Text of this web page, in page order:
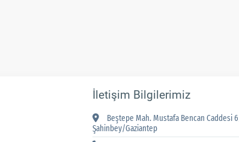
İletişim Bilgilerimiz
Beştepe Mah. Mustafa Bencan Caddesi
Şahinbey/Gaziantep